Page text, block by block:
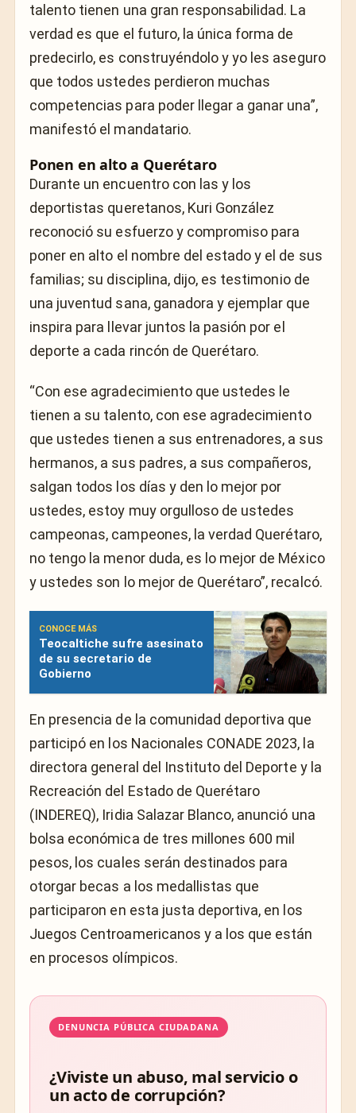
talento tienen una gran responsabilidad. La
verdad es que el futuro, la única forma de
predecirlo, es construyéndolo y yo les aseguro
que todos ustedes perdieron muchas
competencias para poder llegar a ganar una”,
manifestó el mandatario.
Ponen en alto a Querétaro
Durante un encuentro con las y los
deportistas queretanos, Kuri González
reconoció su esfuerzo y compromiso para
poner en alto el nombre del estado y el de sus
familias; su disciplina, dijo, es testimonio de
una juventud sana, ganadora y ejemplar que
inspira para llevar juntos la pasión por el
deporte a cada rincón de Querétaro.
“Con ese agradecimiento que ustedes le
tienen a su talento, con ese agradecimiento
que ustedes tienen a sus entrenadores, a sus
hermanos, a sus padres, a sus compañeros,
salgan todos los días y den lo mejor por
ustedes, estoy muy orgulloso de ustedes
campeonas, campeones, la verdad Querétaro,
no tengo la menor duda, es lo mejor de México
y ustedes son lo mejor de Querétaro”, recalcó.
CONOCE MÁS
Teocaltiche sufre asesinato
de su secretario de
Gobierno
En presencia de la comunidad deportiva que
participó en los Nacionales CONADE 2023, la
directora general del Instituto del Deporte y la
Recreación del Estado de Querétaro
(INDEREQ), Iridia Salazar Blanco, anunció una
bolsa económica de tres millones 600 mil
pesos, los cuales serán destinados para
otorgar becas a los medallistas que
participaron en esta justa deportiva, en los
Juegos Centroamericanos y a los que están
en procesos olímpicos.
DENUNCIA PÚBLICA CIUDADANA
¿Viviste un abuso, mal servicio o
un acto de corrupción?